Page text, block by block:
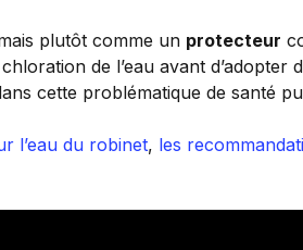
plutôt comme un protecteur
de l’eau avant d’adopter
cette problématique de santé
l’eau du robinet, les